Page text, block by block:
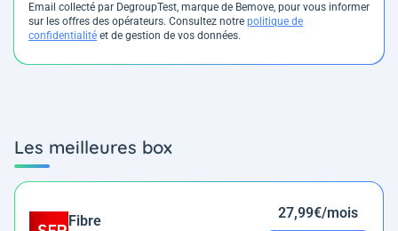
Email collecté par DegroupTest, marque de Bemove, pour vous informer
sur les offres des opérateurs. Consultez notre politique de
confidentialité et de gestion de vos données.
Les meilleures box
Fibre 27,99€/mois